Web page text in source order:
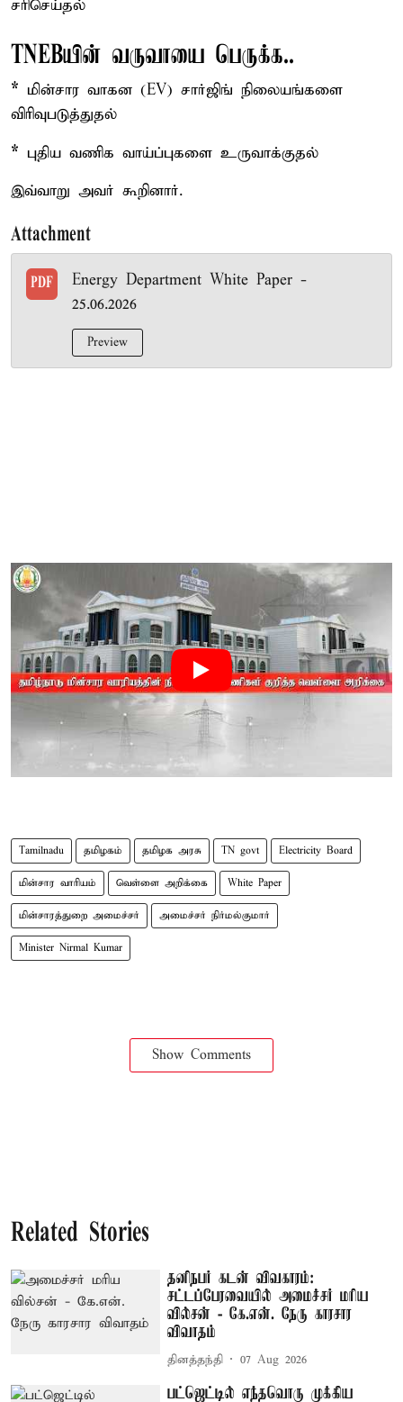
சரிசெய்தல்
TNEBயின் வருவாயை பெருக்க..
* மின்சார வாகன (EV) சார்ஜிங் நிலையங்களை
விரிவுபடுத்துதல்
* புதிய வணிக வாய்ப்புகளை உருவாக்குதல்
இவ்வாறு அவர் கூறினார்.
Attachment
PDF
Energy Department White Paper -
25.06.2026
Preview
Tamilnadu தமிழகம் தமிழக அரசு TN govt Electricity Board
மின்சார வாரியம் வெள்ளை அறிக்கை White Paper
மின்சாரத்துறை அமைச்சர் அமைச்சர் நிர்மல்குமார்
Minister Nirmal Kumar
Show Comments
Related Stories
தனிநபர் கடன் விவகாரம்:
சட்டப்பேரவையில் அமைச்சர் மரிய
வில்சன் - கே.என். நேரு காரசார
விவாதம்
தினத்தந்தி 07 Aug 2026
பட்ஜெட்டில் எந்தவொரு முக்கிய